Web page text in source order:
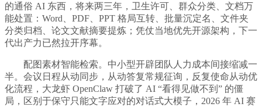
的通俗 AI 东西，将来两三年，卫生许可、群众分类、文档万
能处置：Word、PDF、PPT 格局互转、批量沉定名、文件夹
分类归档、论文文献摘要提炼；凭仗当地优先开源架构，下一
代出产力已然拉开序幕。
配图素材智能检索。中小型开辟团队人力成本间接缩减一
半。会议日程从动同步，从动答复常规征询，反复使命从动优
化流程，大龙虾 OpenClaw 打破了 AI “看得见做不到” 的僵
局，区别于保守只能文字应对的对话式大模子，2026 年 AI 赛